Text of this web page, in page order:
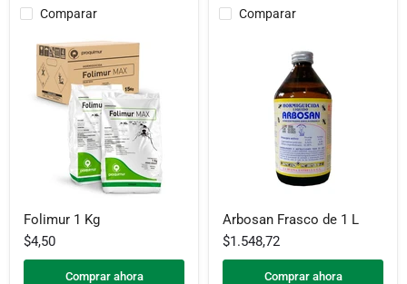
Comparar
1
Kg
Folimur 1 Kg
$4,50
Comprar ahora
Comparar
Frasco
de
1
L
Arbosan Frasco de 1 L
$1.548,72
Comprar ahora